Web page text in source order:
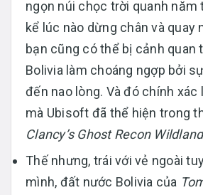
ngọn núi chọc trời quanh
kể lúc nào dừng chân và quay
bạn cũng có thể bị cảnh quan
Bolivia làm choáng ngợp bởi
đến nao lòng. Và đó chính xác
mà Ubisoft đã thể hiện trong
Clancy’s Ghost Recon
Thế nhưng, trái với vẻ ngoài
mình, đất nước Bolivia của